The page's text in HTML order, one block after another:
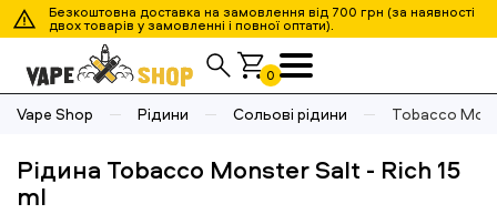
Безкоштовна доставка на замовлення від 700 грн (за наявності
двох товарів у замовленні і повної оптати).
0
Vape Shop Рідини Сольові рідини Tobacco
Рідина Tobacco Monster Salt - Rich 15
ml